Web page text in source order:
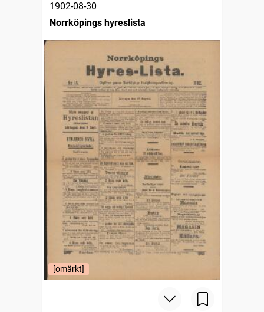
1902-08-30
Norrköpings hyreslista
[omärkt]